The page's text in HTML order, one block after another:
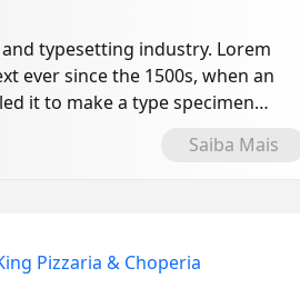
typesetting industry. Lorem
ever since the 1500s, when an
it to make a type specimen
Saiba Mais